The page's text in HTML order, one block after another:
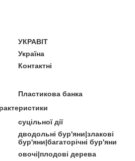
УКРАВІТ
Україна
Контактні
Пластикова банка
суцільної дії
дводольні бур'яни|злакові
бур'яни|багаторічні бур'яни
овочі|плодові дерева